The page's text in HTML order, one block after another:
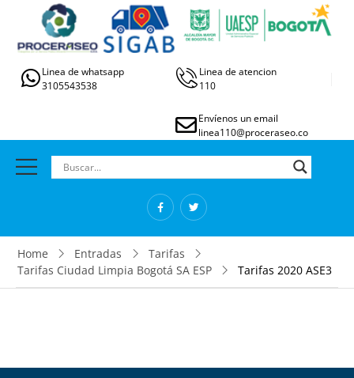
Linea de whatsapp
3105543538
Linea de atencion
110
Envíenos un email
linea110@proceraseo.co
Home Entradas
Tarifas
Tarifas Ciudad Limpia Bogotá SA ESP
Tarifas 2020 ASE3